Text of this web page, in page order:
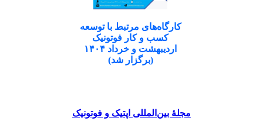
کارگاه‌های مرتبط با توسعه
کسب و کار فوتونیک
اردیبهشت و خرداد ۱۴۰۴
(برگزار شد)
مجلۀ بین‌المللی اپتیک و فوتونیک